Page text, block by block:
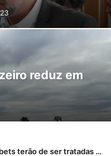
TRIUNFO VIAMÃO
reduz em
Se o STF tiver lucidez, as bets terão de ser tratadas como jogo de azar